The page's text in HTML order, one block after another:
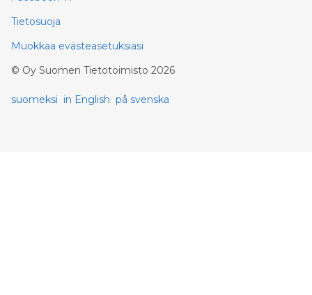
Tietosuoja
Muokkaa evästeasetuksiasi
© Oy Suomen Tietotoimisto 2026
suomeksi in English på svenska